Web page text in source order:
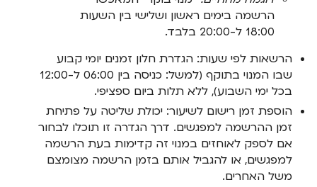
הרשמה בימים ראשון ושלישי בין השעות
18:00 ל-20:00 בלבד.
הרשאות לפי שעות: הגדרת חלון זמנים יומי קבוע
שבו המנוי בתוקף (למשל: כניסה בין 06:00 ל-12:00
בכל ימי השבוע), ללא תלות ביום ספציפי.
הוספת זמן רישום לשיעור: יכולת שליטה על פתיחת
זמן ההרשמה למפגשים. דרך הגדרה זו תוכלו לבחור
אם לספק לאוחזים במנוי זה קדימות בעת הרשמה
למפגשים, או להגביל אותם בזמן הרשמה מצומצם
משל האחרים.